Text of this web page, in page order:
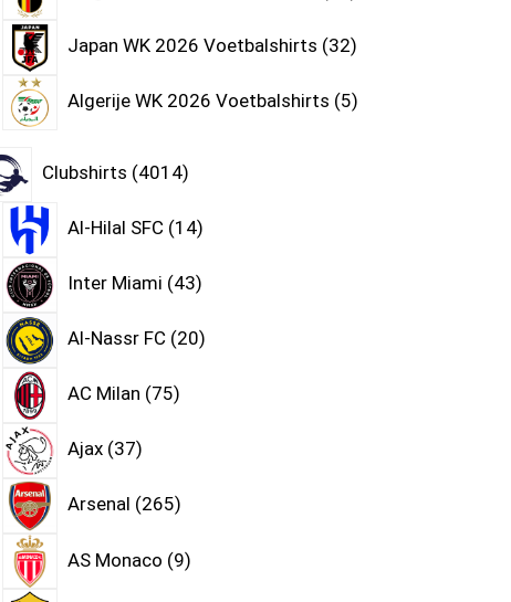
Japan WK 2026 Voetbalshirts 32
Algerije WK 2026 Voetbalshirts 5
Clubshirts 4014
Al-Hilal SFC 14
Inter Miami 43
Al-Nassr FC 20
AC Milan 75
Ajax 37
Arsenal 265
AS Monaco 9